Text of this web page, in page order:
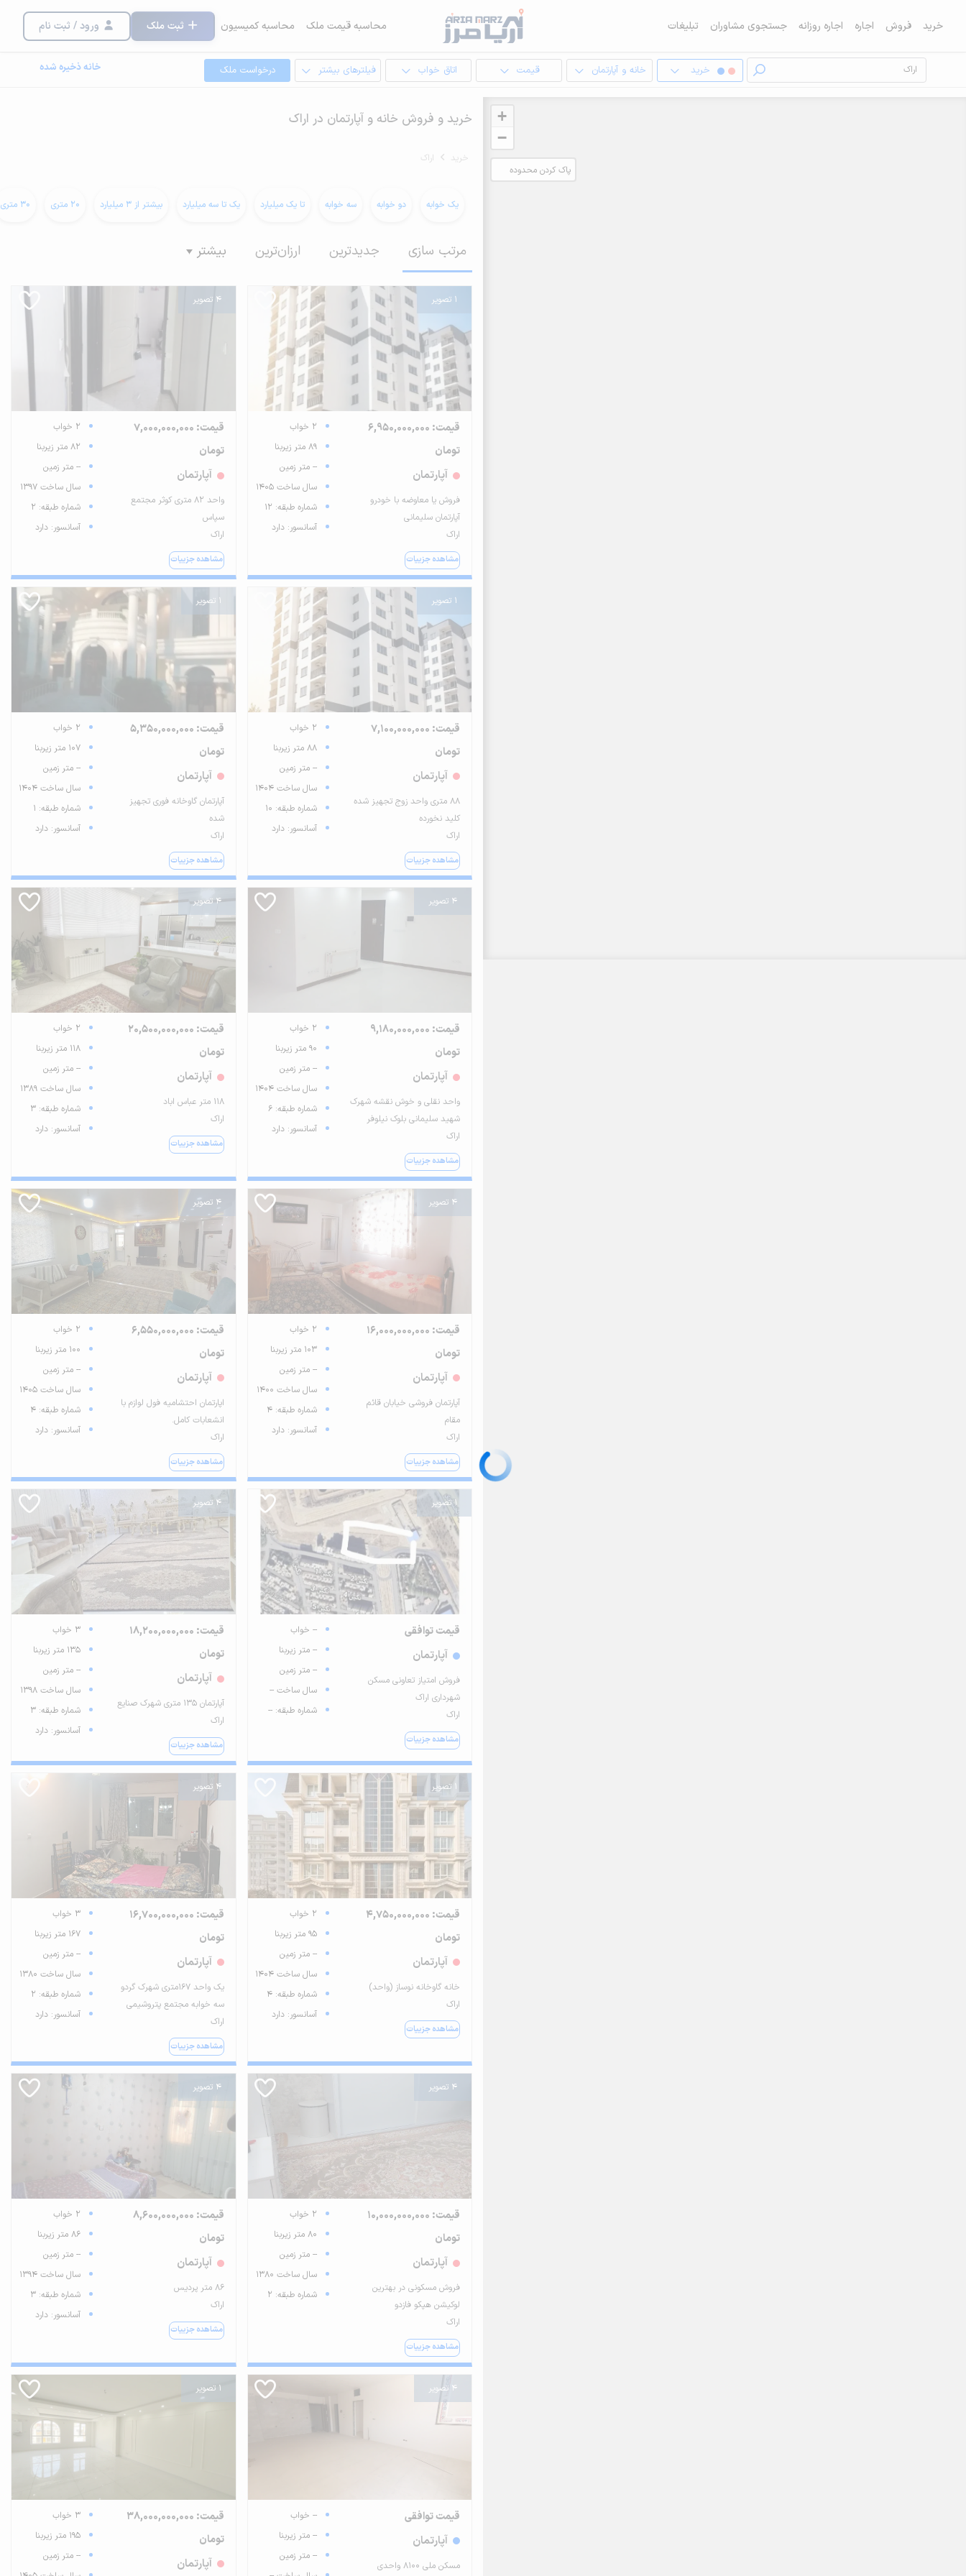
خرید فروش اجاره اجاره روزانه جستجوی مشاوران تبلیغات محاسبه قیمت ملک محاسبه کمیسیون ثبت ملک ورود / ثبت نام
خرید خانه و آپارتمان قیمت اتاق خواب فیلترهای بیشتر درخواست ملک خانه ذخیره شده
+
−
پاک کردن محدوده
خرید و فروش خانه و آپارتمان در اراک
خرید اراک
یک خوابه دو خوابه سه خوابه تا یک میلیارد یک تا سه میلیارد بیشتر از 3 میلیارد 20 متری 30 متری
مرتب سازی جدیدترین ارزان‌ترین بیشتر
1 تصویر
قیمت: 6,950,000,000
تومان
آپارتمان
فروش یا معاوضه با خودرو
آپارتمان سلیمانی
اراک
مشاهده جزییات
2 خواب
89 متر زیربنا
-- متر زمین
سال ساخت 1405
شماره طبقه: 12
آسانسور: دارد
4 تصویر
قیمت: 7,000,000,000
تومان
آپارتمان
واحد 82 متری کوثر مجتمع
سپاس
اراک
مشاهده جزییات
2 خواب
82 متر زیربنا
-- متر زمین
سال ساخت 1397
شماره طبقه: 2
آسانسور: دارد
1 تصویر
قیمت: 7,100,000,000
تومان
آپارتمان
88 متری واحد زوج تجهیز شده
کلید نخورده
اراک
مشاهده جزییات
2 خواب
88 متر زیربنا
-- متر زمین
سال ساخت 1404
شماره طبقه: 10
آسانسور: دارد
1 تصویر
قیمت: 5,350,000,000
تومان
آپارتمان
آپارتمان گاوخانه فوری تجهیز
شده
اراک
مشاهده جزییات
2 خواب
107 متر زیربنا
-- متر زمین
سال ساخت 1404
شماره طبقه: 1
آسانسور: دارد
4 تصویر
قیمت: 9,180,000,000
تومان
آپارتمان
واحد نقلی و خوش نقشه شهرک
شهید سلیمانی بلوک نیلوفر
اراک
مشاهده جزییات
2 خواب
90 متر زیربنا
-- متر زمین
سال ساخت 1404
شماره طبقه: 6
آسانسور: دارد
4 تصویر
قیمت: 20,500,000,000
تومان
آپارتمان
۱۱۸ متر عباس اباد
اراک
مشاهده جزییات
2 خواب
118 متر زیربنا
-- متر زمین
سال ساخت 1389
شماره طبقه: 3
آسانسور: دارد
4 تصویر
قیمت: 16,000,000,000
تومان
آپارتمان
آپارتمان فروشی خیابان قائم
مقام
اراک
مشاهده جزییات
2 خواب
103 متر زیربنا
-- متر زمین
سال ساخت 1400
شماره طبقه: 4
آسانسور: دارد
4 تصویر
قیمت: 6,550,000,000
تومان
آپارتمان
اپارتمان احتشامیه فول لوازم با
انشعابات کامل.
اراک
مشاهده جزییات
2 خواب
100 متر زیربنا
-- متر زمین
سال ساخت 1405
شماره طبقه: 4
آسانسور: دارد
1 تصویر
قیمت توافقی
آپارتمان
فروش امتیاز تعاونی مسکن
شهرداری اراک
اراک
مشاهده جزییات
-- خواب
-- متر زیربنا
-- متر زمین
سال ساخت --
شماره طبقه: --
4 تصویر
قیمت: 18,200,000,000
تومان
آپارتمان
آپارتمان 135 متری شهرک صنایع
اراک
مشاهده جزییات
3 خواب
135 متر زیربنا
-- متر زمین
سال ساخت 1398
شماره طبقه: 3
آسانسور: دارد
1 تصویر
قیمت: 4,750,000,000
تومان
آپارتمان
خانه گاوخانه نوساز (واحد)
اراک
مشاهده جزییات
2 خواب
95 متر زیربنا
-- متر زمین
سال ساخت 1404
شماره طبقه: 4
آسانسور: دارد
4 تصویر
قیمت: 16,700,000,000
تومان
آپارتمان
یک واحد 167متری شهرک گردو
سه خوابه مجتمع پتروشیمی
اراک
مشاهده جزییات
3 خواب
167 متر زیربنا
-- متر زمین
سال ساخت 1380
شماره طبقه: 2
آسانسور: دارد
4 تصویر
قیمت: 10,000,000,000
تومان
آپارتمان
فروش مسکونی در بهترین
لوکیشن هپکو فازدو
اراک
مشاهده جزییات
2 خواب
80 متر زیربنا
-- متر زمین
سال ساخت 1380
شماره طبقه: 2
4 تصویر
قیمت: 8,600,000,000
تومان
آپارتمان
۸۶ متر پردیس
اراک
مشاهده جزییات
2 خواب
86 متر زیربنا
-- متر زمین
سال ساخت 1394
شماره طبقه: 3
آسانسور: دارد
4 تصویر
قیمت توافقی
آپارتمان
مسکن ملی ۸۱۰۰ واحدی
-- خواب
-- متر زیربنا
-- متر زمین
1 تصویر
قیمت: 38,000,000,000
تومان
آپارتمان
3 خواب
195 متر زیربنا
-- متر زمین